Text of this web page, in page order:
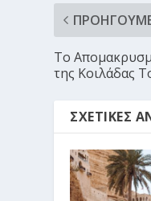
Το
της Κοιλάδας
ΣΧΕΤΙΚΈΣ